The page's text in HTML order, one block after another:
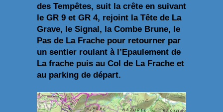
des Tempêtes, suit la crête en suivant
le GR 9 et GR 4, rejoint la Tête de La
Grave, le Signal, la Combe Brune, le
Pas de La Frache pour retourner par
un sentier roulant à l’Epaulement de
La frache puis au Col de La Frache et
au parking de départ.